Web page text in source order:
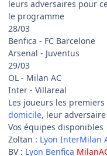
leurs adversaires pour
le programme
28/03
Benfica - FC Barcelone
Arsenal - Juventus
29/03
OL - Milan AC
Inter - Villareal
Les joueurs les
domicile, leur
Vos équipes disponibles
Zoltan : Lyon InterMilan
BV : Lyon Benfica